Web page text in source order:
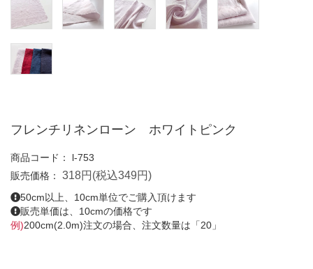
フレンチリネンローン ホワイトピンク
商品コード：
l-753
販売価格：
318円(税込349円)
50cm以上、10cm単位でご購入頂けます
販売単価は、10cmの価格です
例)200cm(2.0m)注文の場合、注文数量は「20」